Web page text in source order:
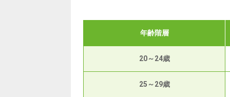
年齢階層
20～24歳
25～29歳